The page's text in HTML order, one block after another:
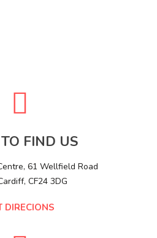
FIND US
61 Wellfield Road
CF24 3DG
DIRECIONS